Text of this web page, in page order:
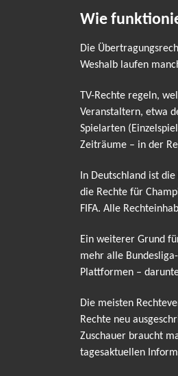
Wie
Die
Weshalb laufen
TV-Rechte regeln,
Veranstaltern, etwa
Spielarten
Zeiträume – in der
In Deutschland ist
die Rechte für
FIFA. Alle
Ein weiterer Grund
mehr alle
Plattformen –
Die meisten
Rechte neu
Zuschauer braucht
tagesaktuellen